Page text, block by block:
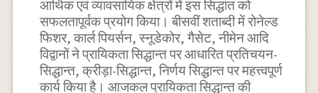
आर्थिक एवं व्यावसायिक क्षेत्रों में इस सिद्धांत को
सफलतापूर्वक प्रयोग किया। बीसवीं शताब्दी में रोनेल्ड
फिशर, कार्ल पियर्सन, स्नूडेकोर, गैसेट, नीमेन आदि
विद्वानों ने प्रायिकता सिद्धान्त पर आधारित प्रतिचयन-
सिद्धान्त, क्रीड़ा-सिद्धान्त, निर्णय सिद्धान्त पर महत्त्वपूर्ण
कार्य किया है। आजकल प्रायिकता सिद्धान्त की